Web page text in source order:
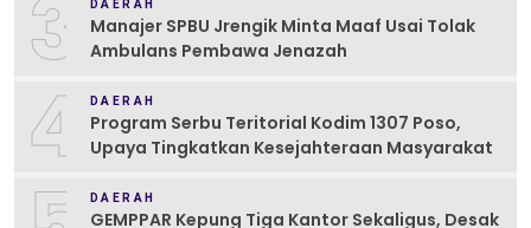
3 DAERAH
Manajer SPBU Jrengik Minta Maaf Usai Tolak
Ambulans Pembawa Jenazah
4 DAERAH
Program Serbu Teritorial Kodim 1307 Poso,
Upaya Tingkatkan Kesejahteraan Masyarakat
DAERAH
GEMPPAR Kepung Tiga Kantor Sekaligus, Desak